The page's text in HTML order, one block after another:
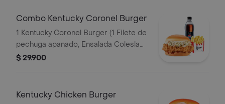
Combo Kentucky Coronel Burger
1 Kentucky Coronel Burger (1 Filete de
pechuga apanado, Ensalada Coleslaw,
BBQ y mantequilla) + 1 Papa Pequeña
$ 29.900
Kentucky Chicken Burger